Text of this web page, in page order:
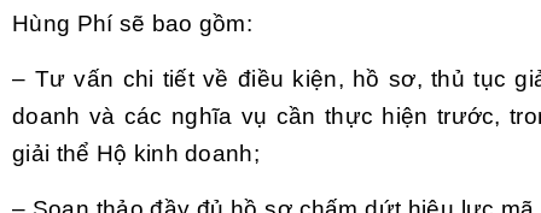
Hùng Phí sẽ bao gồm:
– Tư vấn chi tiết về điều kiện, hồ sơ, thủ tục
doanh và các nghĩa vụ cần thực hiện trước,
giải thể Hộ kinh doanh;